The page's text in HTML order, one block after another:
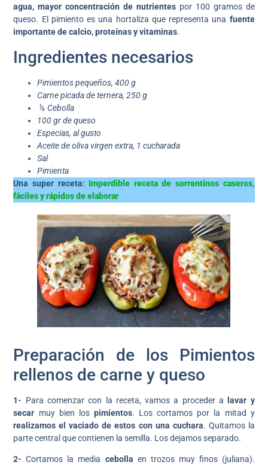
agua, mayor concentración de nutrientes por 100 gramos de
queso. El pimiento es una hortaliza que representa una fuente
importante de calcio, proteínas y vitaminas.
Ingredientes necesarios
Pimientos pequeños, 400 g
Carne picada de ternera, 250 g
½ Cebolla
100 gr de queso
Especias, al gusto
Aceite de oliva virgen extra, 1 cucharada
Sal
Pimienta
Una super receta: Imperdible receta de sorrentinos caseros,
fáciles y rápidos de elaborar
Preparación de los Pimientos
rellenos de carne y queso
1- Para comenzar con la receta, vamos a proceder a lavar y
secar muy bien los pimientos. Los cortamos por la mitad y
realizamos el vaciado de estos con una cuchara. Quitamos la
parte central que contienen la semilla. Los dejamos separado.
2- Cortamos la media cebolla en trozos muy finos (juliana).